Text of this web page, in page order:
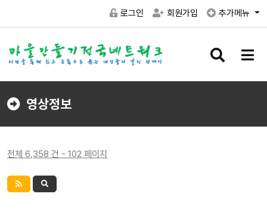
로그인 회원가입 추가메뉴
검
버
메
버
영상정보
전체 6,358 건 - 102 페이지